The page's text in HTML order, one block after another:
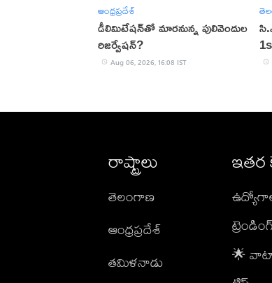
ఆంధ్రప్రదేశ్
డీలిమిటేషన్‌తో మారనున్న పులివెందుల
రిజర్వేషన్?
Aug 06, 2026, 16:08 IST
రాష్ట్రాలు
తెలంగాణ
ఆంధ్రప్రదేశ్
తమిళనాడు
ఇతర
ట్రెండింగ్
🌟